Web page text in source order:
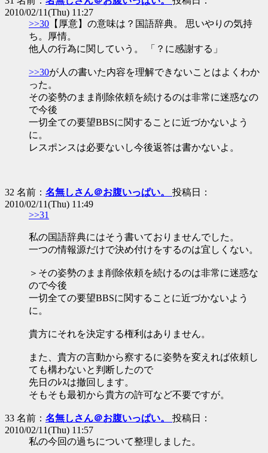
2010/02/11(Thu) 11:27
>>30 【厚意】の意味は？国語辞典。 思いやりの気持
ち。厚情。
他人の行為に関していう。 「？に感謝する」
>>30が人の書いた内容を理解できないことはよくわか
った。
その姿勢のまま削除依頼を続けるのは非常に迷惑なの
で今後
一切全ての要望BBSに関することに近づかないよう
に。
レスポンスは必要ないし今後返答は書かないよ。
32 名前： 名無しさん＠お腹いっぱい。 投稿日：
2010/02/11(Thu) 11:49
>>31
私の国語辞典にはそう書いておりませんでした。
一つの情報源だけで決め付けをするのは宜しくない。
＞その姿勢のまま削除依頼を続けるのは非常に迷惑な
ので今後
一切全ての要望BBSに関することに近づかないよう
に。
貴方にそれを決定する権利はありません。
また、貴方の言動から察するに姿勢を変えれば依頼し
ても構わないと判断したので
先日のﾚｽは撤回します。
そもそも最初から貴方の許可など不要ですが。
33 名前： 名無しさん＠お腹いっぱい。 投稿日：
2010/02/11(Thu) 11:57
私の今回の過ちについて整理しました。